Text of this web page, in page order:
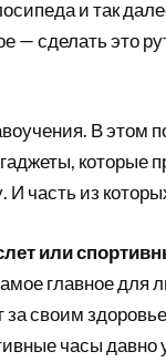
и так
— сделать это
В этом
которые
И часть из
или
главное для
за своим
часы давно